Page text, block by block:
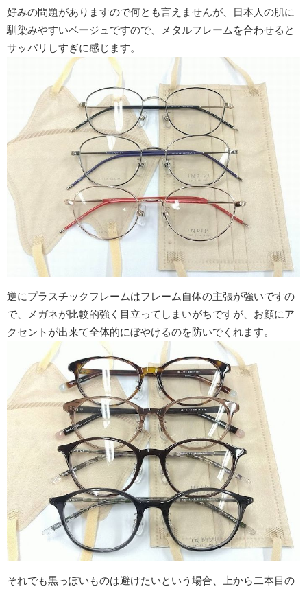
好みの問題がありますので何とも言えませんが、日本人の肌に
馴染みやすいベージュですので、メタルフレームを合わせると
サッパリしすぎに感じます。
逆にプラスチックフレームはフレーム自体の主張が強いですの
で、メガネが比較的強く目立ってしまいがちですが、お顔にア
クセントが出来て全体的にぼやけるのを防いでくれます。
それでも黒っぽいものは避けたいという場合、上から二本目の